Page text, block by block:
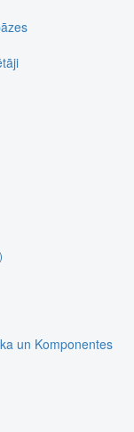
un Komponentes